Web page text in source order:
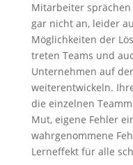
Mitarbeiter
gar nicht an, leider
Möglichkeiten der
treten Teams und
Unternehmen auf
weiterentwickeln.
die einzelnen
Mut, eigene Fehler
wahrgenommene
Lerneffekt für alle